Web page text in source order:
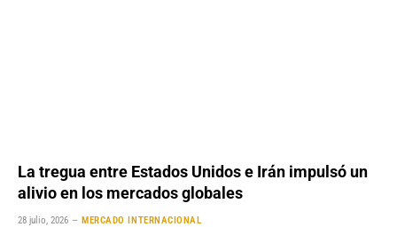
La tregua entre Estados Unidos e Irán impulsó un
alivio en los mercados globales
28 julio, 2026 MERCADO INTERNACIONAL